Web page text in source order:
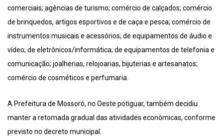
comerciais; agências de turismo; comércio de calçados; comércio
de brinquedos, artigos esportivos e de caça e pesca; comércio de
instrumentos musicais e acessórios; de equipamentos de áudio e
vídeo; de eletrônicos/informática; de equipamentos de telefonia e
comunicação; joalherias, relojoarias, bijuterias e artesanatos;
comércio de cosméticos e perfumaria.
A Prefeitura de Mossoró, no Oeste potiguar, também decidiu
manter a retomada gradual das atividades econômicas, conforme
previsto no decreto municipal.